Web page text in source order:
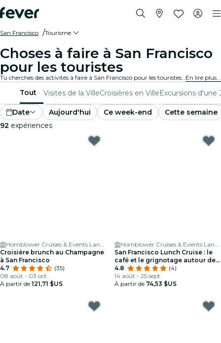
San Francisco Tourisme
Choses à faire à San Francisco
pour les touristes
Tu cherches des activités à faire à San Francisco pour les touristes ? Découvre San Francisco une aventure à la fois avec ces expériences passionnantes spécialement conçues pour les touristes. Découvre les meilleures choses à faire !En lire plus...
Tout Visites de la VilleCroisières en VilleExcursions d'une
Date Aujourd'hui Ce week-end
Cette semaine
92 expériences
Hornblower Cruises & Events Landing
Croisière brunch au Champagne
à San Francisco
4.7
(35)
08 août - 03 oct.
À partir de 121,71 $US
Hornblower Cruises & Events Landing
San Francisco Lunch Cruise : le
café et le grignotage autour de
la baie
4.8
(4)
14 août - 25 sept.
À partir de 74,53 $US